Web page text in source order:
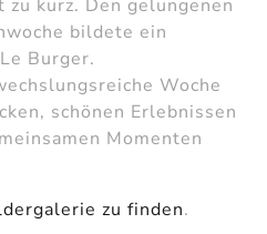
kurz. Den gelungenen
bildete ein
Burger.
Woche
schönen Erlebnissen
Momenten
zu finden.